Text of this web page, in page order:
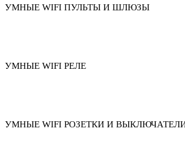
УМНЫЕ WIFI ПУЛЬТЫ И ШЛЮЗЫ
УМНЫЕ WIFI РЕЛЕ
УМНЫЕ WIFI РОЗЕТКИ И